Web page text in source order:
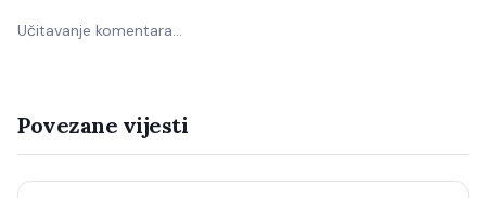
Učitavanje komentara…
Povezane vijesti